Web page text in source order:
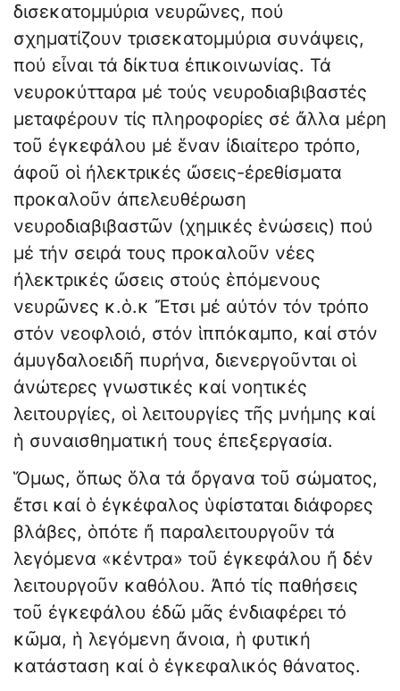
δισεκατομμύρια νευρῶνες, πού
σχηματίζουν τρισεκατομμύρια συνάψεις,
πού εἶναι τά δίκτυα ἐπικοινωνίας. Τά
νευροκύτταρα μέ τούς νευροδιαβιβαστές
μεταφέρουν τίς πληροφορίες σέ ἄλλα μέρη
τοῦ ἐγκεφάλου μέ ἕναν ἰδιαίτερο τρόπο,
ἀφοῦ οἱ ἠλεκτρικές ὤσεις-ἐρεθίσματα
προκαλοῦν ἀπελευθέρωση
νευροδιαβιβαστῶν (χημικές ἑνώσεις) πού
μέ τήν σειρά τους προκαλοῦν νέες
ἠλεκτρικές ὤσεις στούς ἑπόμενους
νευρῶνες κ.ὁ.κ Ἔτσι μέ αὐτόν τόν τρόπο
στόν νεοφλοιό, στόν ἱππόκαμπο, καί στόν
ἀμυγδαλοειδῆ πυρήνα, διενεργοῦνται οἱ
ἀνώτερες γνωστικές καί νοητικές
λειτουργίες, οἱ λειτουργίες τῆς μνήμης καί
ἡ συναισθηματική τους ἐπεξεργασία.
Ὅμως, ὅπως ὅλα τά ὄργανα τοῦ σώματος,
ἔτσι καί ὁ ἐγκέφαλος ὑφίσταται διάφορες
βλάβες, ὁπότε ἤ παραλειτουργοῦν τά
λεγόμενα «κέντρα» τοῦ ἐγκεφάλου ἤ δέν
λειτουργοῦν καθόλου. Ἀπό τίς παθήσεις
τοῦ ἐγκεφάλου ἐδῶ μᾶς ἐνδιαφέρει τό
κῶμα, ἡ λεγόμενη ἄνοια, ἡ φυτική
κατάσταση καί ὁ ἐγκεφαλικός θάνατος.